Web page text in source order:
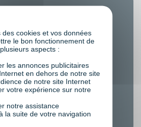
du métier de :
web
65K€
des cookies et vos données
le bon fonctionnement de
aspects :
les annonces publicitaires
en dehors de notre site
de notre site Internet
votre expérience sur notre
notre assistance
la suite de votre navigation